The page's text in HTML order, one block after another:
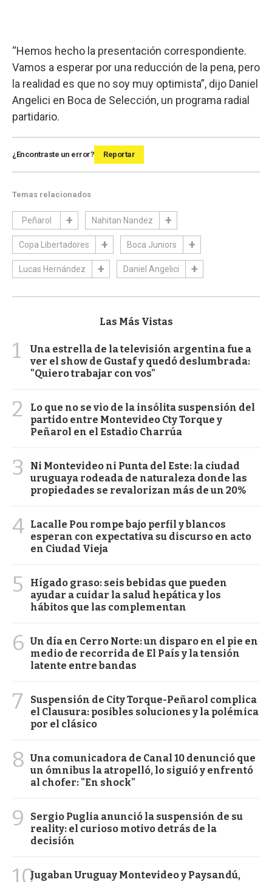
“Hemos hecho la presentación correspondiente.
Vamos a esperar por una reducción de la pena, pero
la realidad es que no soy muy optimista”, dijo Daniel
Angelici en Boca de Selección, un programa radial
partidario.
¿Encontraste un error? Reportar
Temas relacionados
Peñarol Nahitan Nandez
Copa Libertadores Boca Juniors
Lucas Hernández Daniel Angelici
Las Más Vistas
1
Una estrella de la televisión argentina fue a
ver el show de Gustaf y quedó deslumbrada:
"Quiero trabajar con vos"
2
Lo que no se vio de la insólita suspensión del
partido entre Montevideo Cty Torque y
Peñarol en el Estadio Charrúa
3
Ni Montevideo ni Punta del Este: la ciudad
uruguaya rodeada de naturaleza donde las
propiedades se revalorizan más de un 20%
4 Lacalle Pou rompe bajo perfil y blancos
esperan con expectativa su discurso en acto
en Ciudad Vieja
5
Hígado graso: seis bebidas que pueden
ayudar a cuidar la salud hepática y los
hábitos que las complementan
6 Un día en Cerro Norte: un disparo en el pie en
medio de recorrida de El País y la tensión
latente entre bandas
7
Suspensión de City Torque-Peñarol complica
el Clausura: posibles soluciones y la polémica
por el clásico
8 Una comunicadora de Canal 10 denunció que
un ómnibus la atropelló, lo siguió y enfrentó
al chofer: "En shock"
9
Sergio Puglia anunció la suspensión de su
reality: el curioso motivo detrás de la
decisión
10Jugaban Uruguay Montevideo y Paysandú,